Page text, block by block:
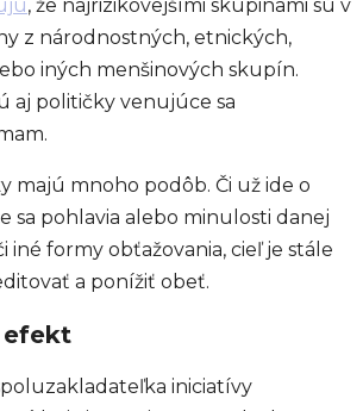
, že najrizikovejšími skupinami sú v
z národnostných, etnických,
iných menšinových skupín.
aj političky venujúce sa
majú mnoho podôb. Či už ide o
sa pohlavia alebo minulosti danej
iné formy obťažovania, cieľ je stále
a ponížiť obeť.
efekt
iniciatívy